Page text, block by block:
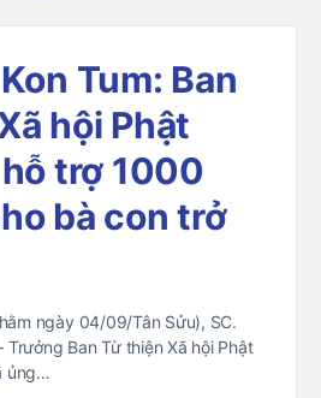
Tum: Ban
hội Phật
trợ 1000
bà con trở
ngày 04/09/Tân Sửu), SC.
Trưởng Ban Từ thiện Xã hội Phật
ủng…